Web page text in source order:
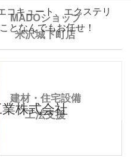
コキュート、エクステリ
なんでもお任せ！
住まいづくりで
making is backed up by "Safety".
MADOショップ
米沢城下町店
建材・住宅設備
工法支援